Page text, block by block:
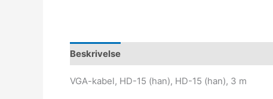
Beskrivelse
VGA-kabel, HD-15 (han), HD-15 (han), 3 m